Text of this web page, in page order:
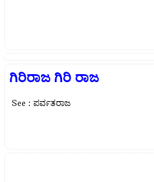
ಗಿರಿರಾಜ ಗಿರಿ ರಾಜ
See : ಪರ್ವತರಾಜ